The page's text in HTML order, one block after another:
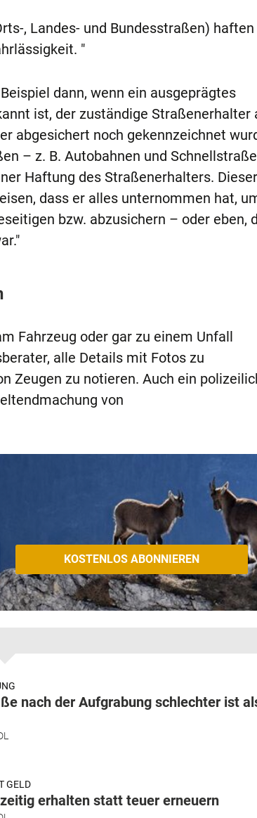
, Landes- und Bundesstraßen) haften
"
dann, wenn ein ausgeprägtes
ist, der zuständige Straßenerhalter
abgesichert noch gekennzeichnet
– z. B. Autobahnen und
Haftung des Straßenerhalters. Dieser
dass er alles unternommen hat,
bzw. abzusichern – oder eben,
Fahrzeug oder gar zu einem Unfall
alle Details mit Fotos zu
Zeugen zu notieren. Auch ein
von
nach der Aufgrabung schlechter ist
GELD
erhalten statt teuer erneuern